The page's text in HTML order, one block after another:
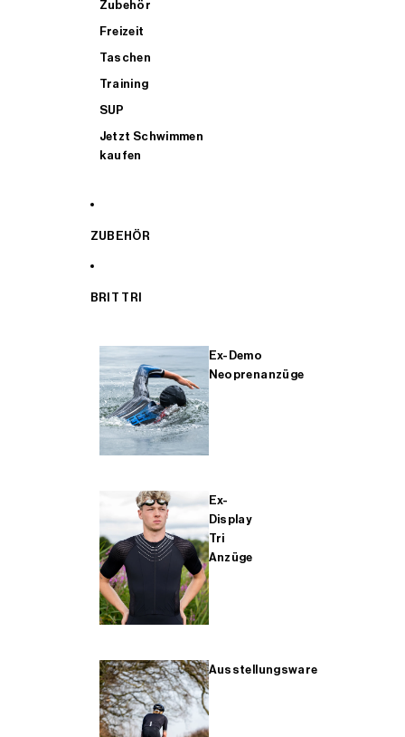
Zubehör
Freizeit
Taschen
Training
SUP
Jetzt Schwimmen
kaufen
ZUBEHÖR
BRIT TRI
Ex-Demo
Neoprenanzüge
Ex-
Display
Tri
Anzüge
Ausstellungsware